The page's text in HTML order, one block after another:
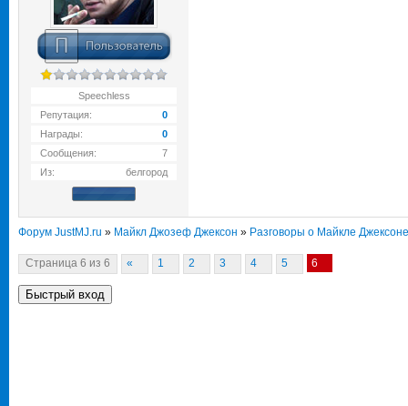
Speechless
Репутация:
0
Награды:
0
Сообщения:
7
Из:
белгород
Форум JustMJ.ru » Майкл Джозеф Джексон » Разговоры о Майкле Джексоне
Страница 6 из 6 « 1 2 3 4 5 6